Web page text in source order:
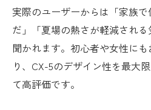
実際のユーザーからは「家族
だ」「夏場の熱さが軽減され
聞かれます。初心者や女性に
り、CX-5のデザイン性を最大
て高評価です。